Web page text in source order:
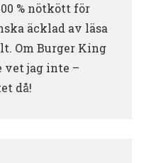
% nötkött för
äcklad av läsa
Om Burger King
vet jag inte –
då!